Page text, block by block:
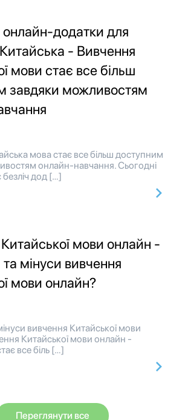
додатки для
- Вивчення
мови стає все більш
завдяки можливостям
мова стає все більш доступним
онлайн-навчання. Сьогодні
безліч дод […]
мови онлайн -
мінуси вивчення
мови онлайн?
вивчення Китайської мови
Китайської мови онлайн -
все біль […]
Переглянути все